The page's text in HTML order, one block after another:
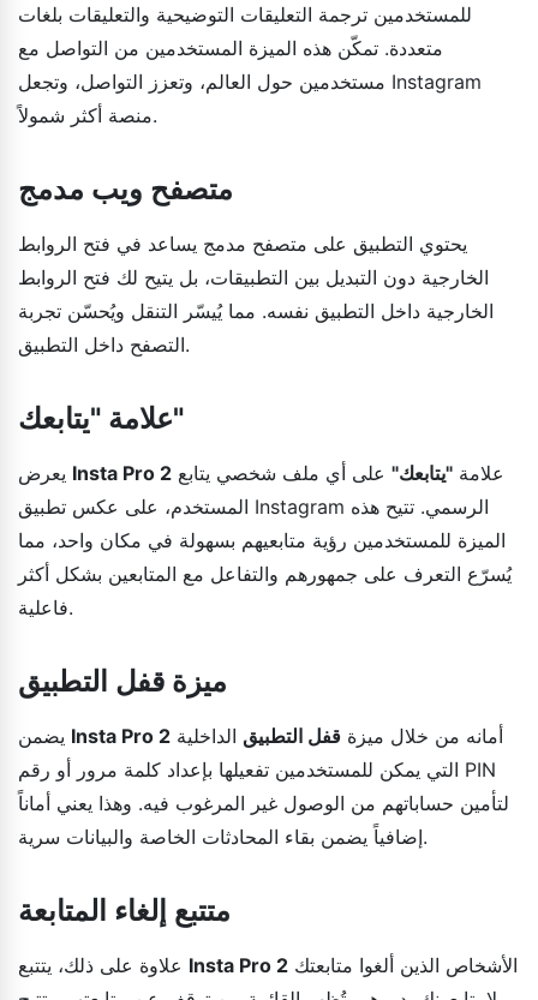
للمستخدمين ترجمة التعليقات التوضيحية والتعليقات بلغات
متعددة. تمكّن هذه الميزة المستخدمين من التواصل مع
مستخدمين حول العالم، وتعزز التواصل، وتجعل Instagram
منصة أكثر شمولاً.
متصفح ويب مدمج
يحتوي التطبيق على متصفح مدمج يساعد في فتح الروابط
الخارجية دون التبديل بين التطبيقات، بل يتيح لك فتح الروابط
الخارجية داخل التطبيق نفسه. مما يُيسّر التنقل ويُحسّن تجربة
التصفح داخل التطبيق.
علامة "يتابعك"
Insta Pro 2 علامة "يتابعك" على أي ملف شخصي يتابع
المستخدم، على عكس تطبيق Instagram الرسمي. تتيح هذه
الميزة للمستخدمين رؤية متابعيهم بسهولة في مكان واحد، مما
يُسرّع التعرف على جمهورهم والتفاعل مع المتابعين بشكل أكثر
فاعلية.
ميزة قفل التطبيق
Insta Pro 2 أمانه من خلال ميزة قفل التطبيق الداخلية
التي يمكن للمستخدمين تفعيلها بإعداد كلمة مرور أو رقم PIN
لتأمين حساباتهم من الوصول غير المرغوب فيه. وهذا يعني أماناً
إضافياً يضمن بقاء المحادثات الخاصة والبيانات سرية.
متتبع إلغاء المتابعة
Insta Pro 2